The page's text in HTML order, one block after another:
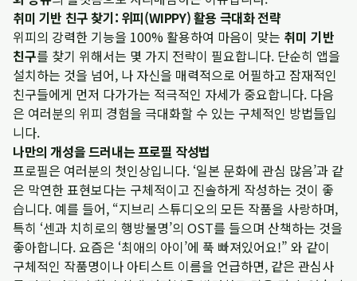
취미 기반 친구 찾기: 위피(WIPPY) 활용 극대화 전략
위피의 강력한 기능을 100% 활용하여 마음이 맞는 취미 기반
친구를 찾기 위해서는 몇 가지 전략이 필요합니다. 단순히 앱을
설치하는 것을 넘어, 나 자신을 매력적으로 어필하고 잠재적인
친구들에게 먼저 다가가는 적극적인 자세가 중요합니다. 다음
은 여러분의 위피 경험을 극대화할 수 있는 구체적인 방법들입
니다.
나만의 개성을 드러내는 프로필 작성법
프로필은 여러분의 첫인상입니다. ‘일본 문화에 관심 많음’과 같
은 막연한 표현보다는 구체적이고 진솔하게 작성하는 것이 좋
습니다. 예를 들어, “지브리 스튜디오의 모든 작품을 사랑하며,
특히 ‘센과 치히로의 행방불명’의 OST를 들으며 산책하는 것을
좋아합니다. 요즘은 ‘최애의 아이’에 푹 빠져있어요!” 와 같이
구체적인 작품명이나 아티스트 이름을 언급하면, 같은 관심사